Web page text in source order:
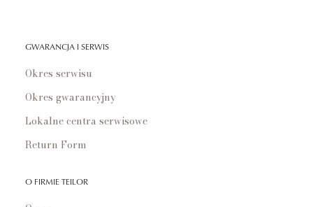
GWARANCJA I SERWIS
Okres serwisu
Okres gwarancyjny
Lokalne centra serwisowe
Return Form
O FIRMIE TEILOR